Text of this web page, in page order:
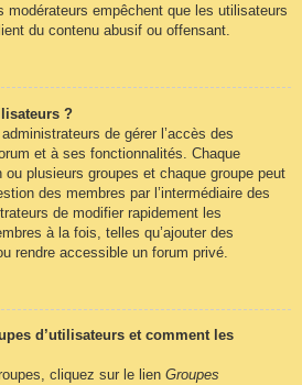
modérateurs empêchent que les utilisateurs
du contenu abusif ou offensant.
?
de gérer l’accès des
et à ses fonctionnalités. Chaque
plusieurs groupes et chaque groupe peut
des membres par l’intermédiaire des
de modifier rapidement les
à la fois, telles qu’ajouter des
rendre accessible un forum privé.
d’utilisateurs et comment les
cliquez sur le lien Groupes